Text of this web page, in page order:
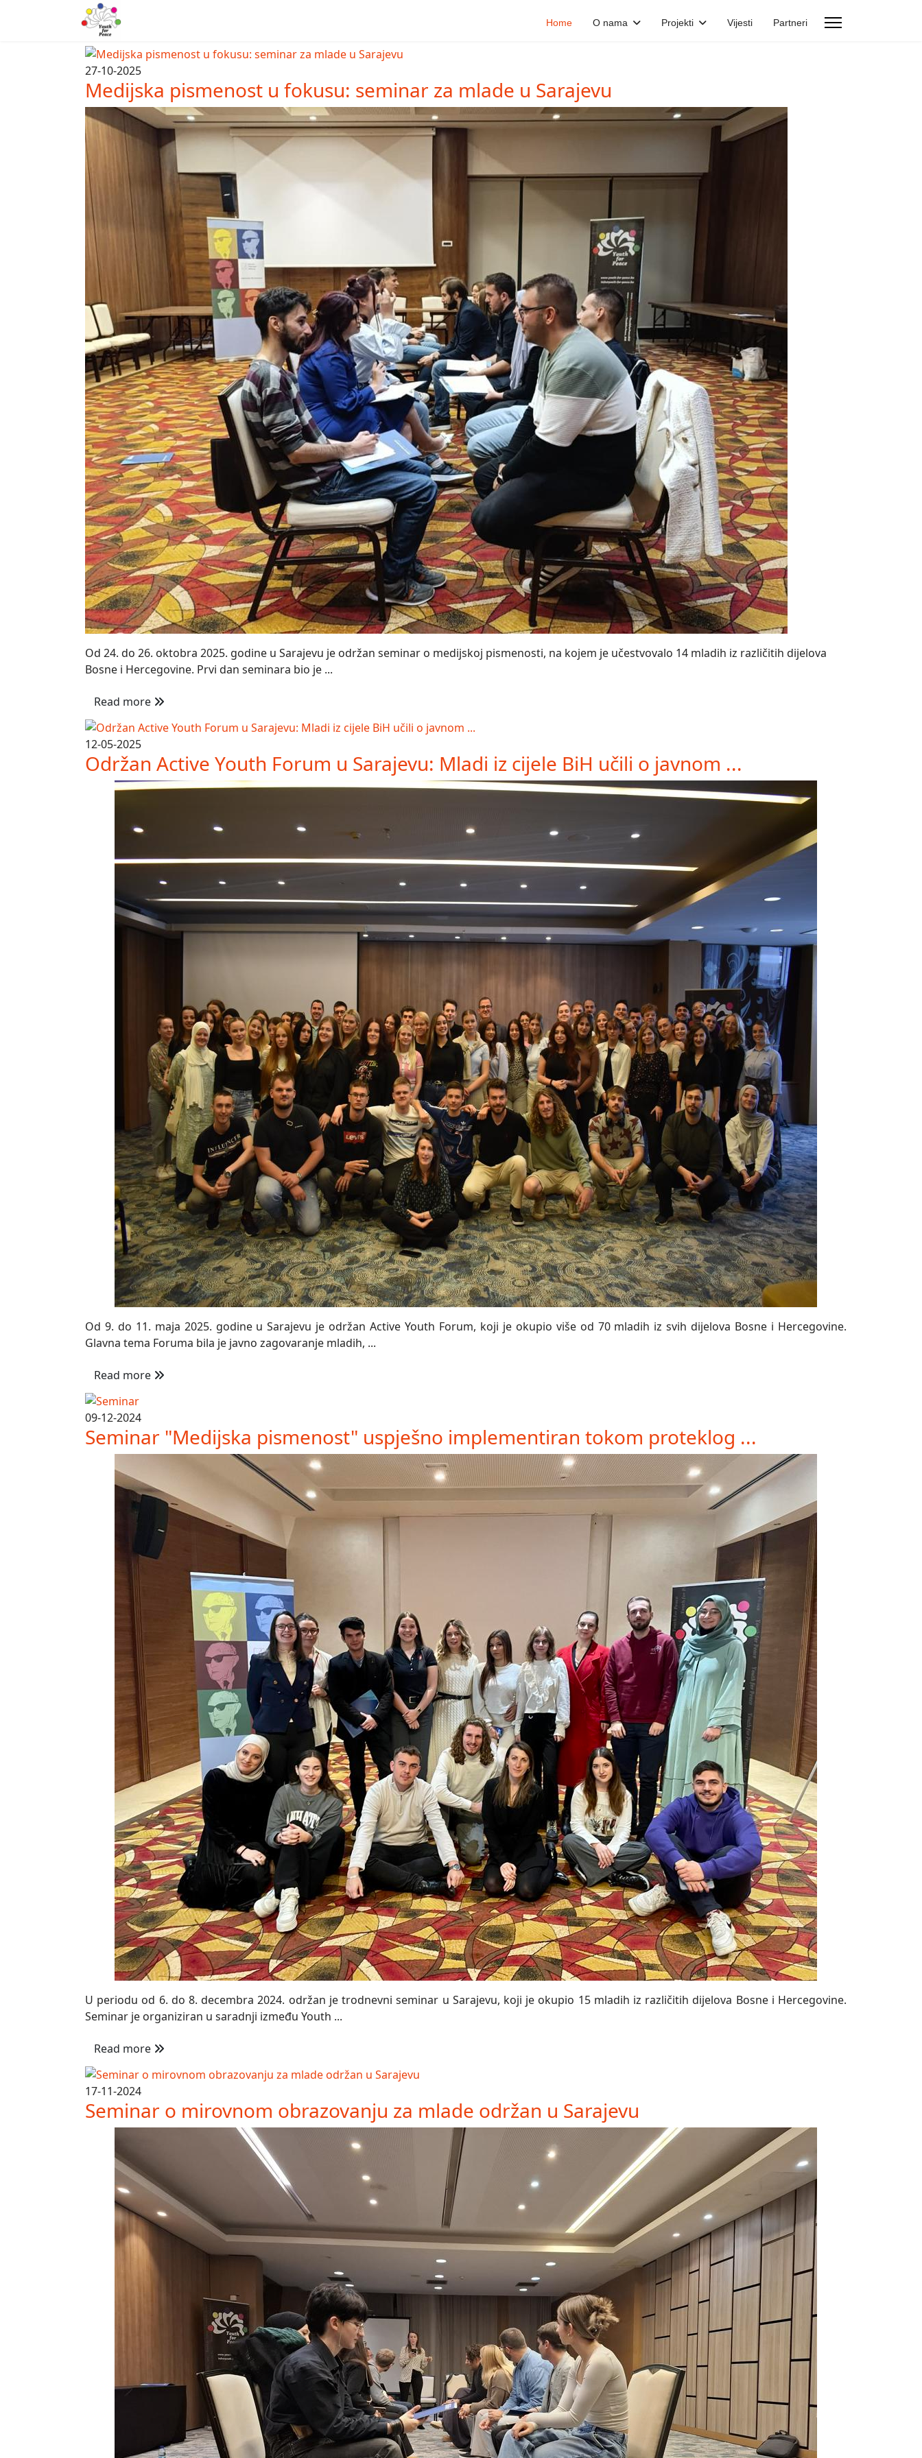
Home O nama Projekti Vijesti Partneri
27-10-2025
Medijska pismenost u fokusu: seminar za mlade u Sarajevu
Od 24. do 26. oktobra 2025. godine u Sarajevu je održan seminar o medijskoj pismenosti, na kojem je učestvovalo 14 mladih iz različitih dijelova
Bosne i Hercegovine. Prvi dan seminara bio je ...
Read more
12-05-2025
Održan Active Youth Forum u Sarajevu: Mladi iz cijele BiH učili o javnom ...
Od 9. do 11. maja 2025. godine u Sarajevu je održan Active Youth Forum, koji je okupio više od 70 mladih iz svih dijelova Bosne i Hercegovine.
Glavna tema Foruma bila je javno zagovaranje mladih, ...
Read more
09-12-2024
Seminar "Medijska pismenost" uspješno implementiran tokom proteklog ...
U periodu od 6. do 8. decembra 2024. održan je trodnevni seminar u Sarajevu, koji je okupio 15 mladih iz različitih dijelova Bosne i Hercegovine.
Seminar je organiziran u saradnji između Youth ...
Read more
17-11-2024
Seminar o mirovnom obrazovanju za mlade održan u Sarajevu